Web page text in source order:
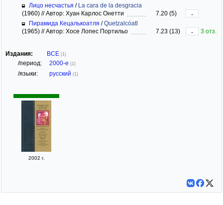
Лицо несчастья / La cara de la desgracia
(1960) //Автор: Хуан Карлос Онетти 7.20 (5)
-
Пирамида Кецалькоатля /Quetzalcóatl
(1965) //Автор: Хосе Лопес Портильо 7.23 (13) - 3 отз.
Издания: ВСЕ (1)
/период: 2000-е (1)
/языки: русский (1)
2002 г.